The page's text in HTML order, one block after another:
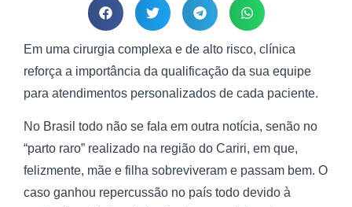
Em uma cirurgia complexa e de alto risco, clínica
reforça a importância da qualificação da sua equipe
para atendimentos personalizados de cada paciente.
No Brasil todo não se fala em outra notícia, senão no
“parto raro” realizado na região do Cariri, em que,
felizmente, mãe e filha sobreviveram e passam bem. O
caso ganhou repercussão no país todo devido à